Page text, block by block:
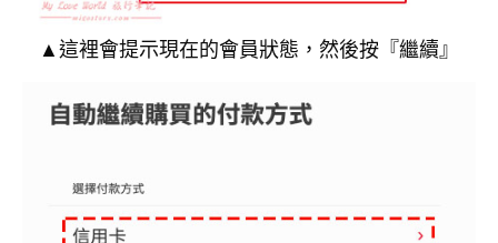
▲這裡會提示現在的會員狀態，然後按『繼續』